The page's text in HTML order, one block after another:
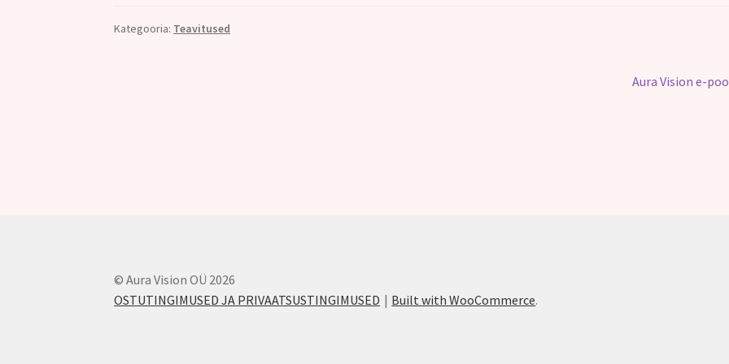
Kategooria: Teavitused
Järgmine
Aura Vision e-
© Aura Vision OÜ 2026
OSTUTINGIMUSED JA PRIVAATSUSTINGIMUSED
Built with WooCommerce.